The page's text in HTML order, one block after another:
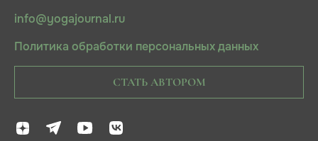
info@yogajournal.ru
Политика обработки персональных данных
СТАТЬ АВТОРОМ